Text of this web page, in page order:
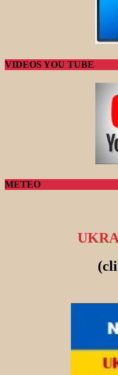
VIDEOS YOU TUBE
METEO